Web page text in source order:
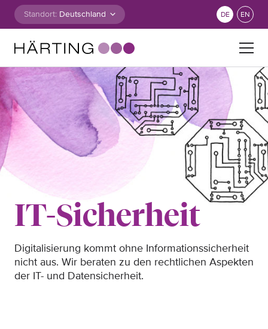
Zum Inhalt springen
Standort: DE EN
Suche nach:
IT-Sicherheit
Digitalisierung kommt ohne Informationssicherheit
nicht aus. Wir beraten zu den rechtlichen Aspekten
der IT- und Datensicherheit.